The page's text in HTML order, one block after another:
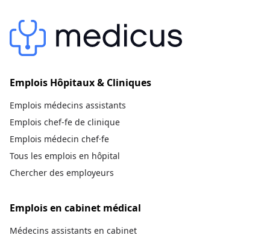
Emplois Hôpitaux & Cliniques
Emplois médecins assistants
Emplois chef-fe de clinique
Emplois médecin chef·fe
Tous les emplois en hôpital
Chercher des employeurs
Emplois en cabinet médical
Médecins assistants en cabinet